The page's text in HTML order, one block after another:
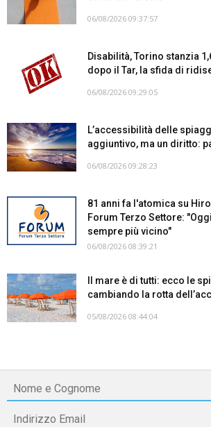
06/08/2026 09:37:57
Disabilità, Torino stanzia
dopo il Tar, la sfida di
06/08/2026 09:29:05
L’accessibilità delle
aggiuntivo, ma un diritto:
06/08/2026 09:28:23
81 anni fa l'atomica su
Forum Terzo Settore:
sempre più vicino"
06/08/2026 08:39:21
Il mare è di tutti: ecco le
cambiando la rotta
05/08/2026 08:44:04